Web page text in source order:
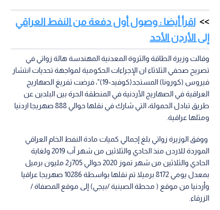
اقرأ أيضا : وصول أول دفعة من النفط العراقي
إلى الأردن الأحد
وقالت وزيرة الطاقة والثروة المعدنية المهندسة هالة زواتي في
تصريح صحفي الثلاثاء ان الإجراءات الحكومية لمواجهة تحديات انتشار
فيروس (كورونا) المستجد(كوفيد-19)"، فرضت تفريغ الصهاريج
العراقية في الصهاريج الأردنية في المنطقة الحرة بين البلدين عن
طريق تبادل الحمولة، التي شارك في نقلها حوالي 888 صهريجا اردنيا
ومثلها عراقية.
ووفق الوزيرة زواتي بلغ إجمالي كميات مادة النفط الخام العراقي
الموردة للاردن منذ الحادي والثلاثين من شهر آب 2019 ولغاية
الحادي والثلاثين من شهر تموز 2020 حوالي 705ر2 مليون برميل
بمعدل يومي 8172 برميلا تم نقلها بواسطة 10286 صهريجا عراقيا
وأردنيا من موقع ( محطة الصينية /بيجي) إلى موقع المصفاة /
الزرقاء.